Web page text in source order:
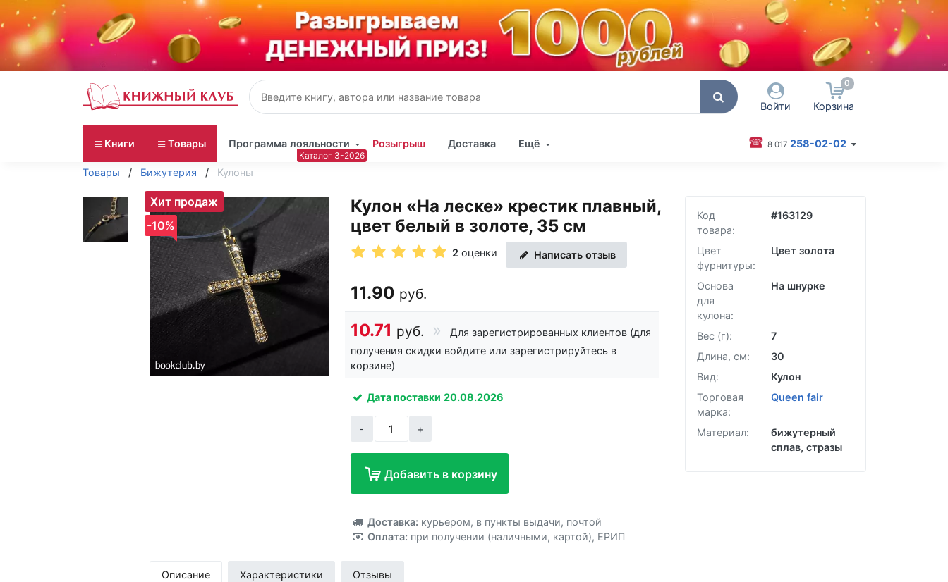
Войти
Пароль
Запомнить меня
Согласен на обработку
Войти
Забыли пароль?
0
Корзина
Книги Товары Программа лояльности Розыгрыш Доставка Ещё 8 017 258-02-02
Товары Бижутерия Кулоны
Хит продаж
-10%
Кулон «На леске» крестик плавный,
цвет белый в золоте, 35 см
2оценки Написать отзыв
11.90 руб.
10.71 руб.
Для зарегистрированных клиентов (для
получения скидки войдите или зарегистрируйтесь в
корзине)
Дата поставки 20.08.2026
- +
Добавить в корзину
Добавлено!
Доставка: курьером, в пункты выдачи, почтой
Оплата: при получении (наличными, картой), ЕРИП
Код
товара:
#163129
Цвет
фурнитуры:
Цвет золота
Основа
для
кулона:
На шнурке
Вес (г):
7
Длина, см:
30
Вид:
Кулон
Торговая
марка:
Queen fair
Материал:
бижутерный
сплав стразы
Описание Характеристики Отзывы